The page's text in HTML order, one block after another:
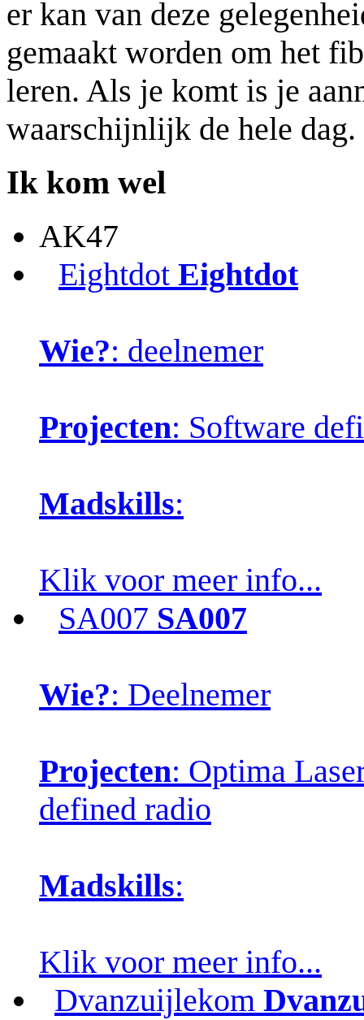
er kan van deze
gemaakt worden om het
leren. Als je komt is je
waarschijnlijk de hele dag.
Ik kom wel
AK47
Eightdot Eightdot
Wie?: deelnemer
Projecten: Software
Madskills:
Klik voor meer info...
SA007 SA007
Wie?: Deelnemer
Projecten: Optima
defined radio
Madskills:
Klik voor meer info...
Dvanzuijlekom